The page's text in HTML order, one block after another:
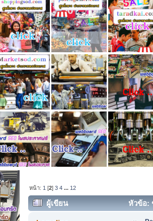
หน้า: 1 [2]3 4 ... 12
ผู้เขียน
หัวข้อ:
202551) ซอยสบายใจ แยก4 สามเส